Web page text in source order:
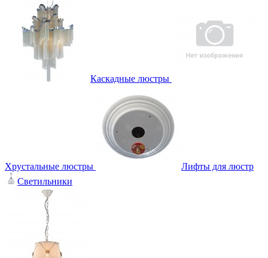
Каскадные люстры
Хрустальные люстры
Лифты для люстр
Светильники